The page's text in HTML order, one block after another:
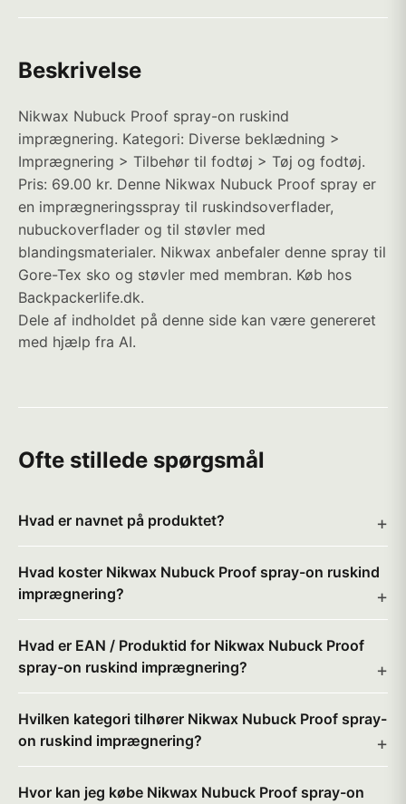
Beskrivelse
Nikwax Nubuck Proof spray-on ruskind
imprægnering. Kategori: Diverse beklædning >
Imprægnering > Tilbehør til fodtøj > Tøj og fodtøj.
Pris: 69.00 kr. Denne Nikwax Nubuck Proof spray er
en imprægneringsspray til ruskindsoverflader,
nubuckoverflader og til støvler med
blandingsmaterialer. Nikwax anbefaler denne spray til
Gore-Tex sko og støvler med membran. Køb hos
Backpackerlife.dk.
Dele af indholdet på denne side kan være genereret
med hjælp fra AI.
Ofte stillede spørgsmål
Hvad er navnet på produktet?
Hvad koster Nikwax Nubuck Proof spray-on ruskind
imprægnering?
Hvad er EAN / Produktid for Nikwax Nubuck Proof
spray-on ruskind imprægnering?
Hvilken kategori tilhører Nikwax Nubuck Proof spray-
on ruskind imprægnering?
Hvor kan jeg købe Nikwax Nubuck Proof spray-on